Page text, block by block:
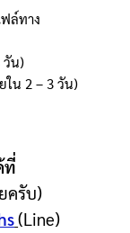
ล์ทาง
วัน)
ใน 2 – 3 วัน)
ที่
ครับ)
(Line)